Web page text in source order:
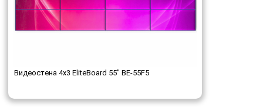
Видеостена 4x3 EliteBoard 55" BE-55F5